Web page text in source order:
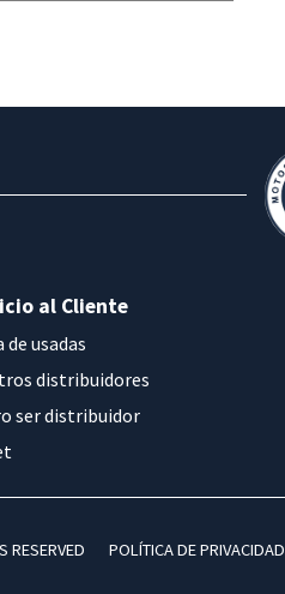
al Cliente
de usadas
distribuidores
ser distribuidor
RESERVED POLÍTICA DE PRIVACIDAD